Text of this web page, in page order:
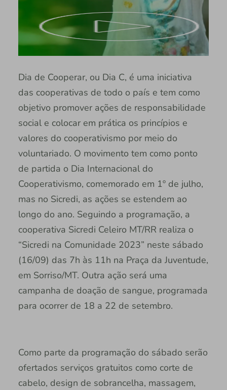
Dia de Cooperar, ou Dia C, é uma iniciativa
das cooperativas de todo o país e tem como
objetivo promover ações de responsabilidade
social e colocar em prática os princípios e
valores do cooperativismo por meio do
voluntariado. O movimento tem como ponto
de partida o Dia Internacional do
Cooperativismo, comemorado em 1º de julho,
mas no Sicredi, as ações se estendem ao
longo do ano. Seguindo a programação, a
cooperativa Sicredi Celeiro MT/RR realiza o
“Sicredi na Comunidade 2023” neste sábado
(16/09) das 7h às 11h na Praça da Juventude,
em Sorriso/MT. Outra ação será uma
campanha de doação de sangue, programada
para ocorrer de 18 a 22 de setembro.
Como parte da programação do sábado serão
ofertados serviços gratuitos como corte de
cabelo, design de sobrancelha, massagem,